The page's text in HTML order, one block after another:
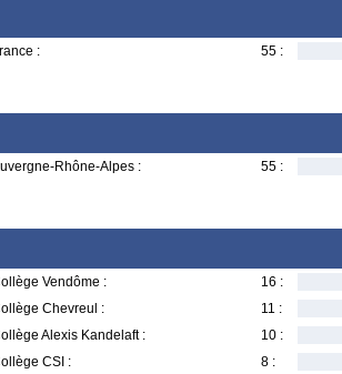
: 55 :
Rhône-Alpes : 55 :
Vendôme :
16 :
Chevreul :
11 :
Alexis Kandelaft :
10 :
CSI :
8 :